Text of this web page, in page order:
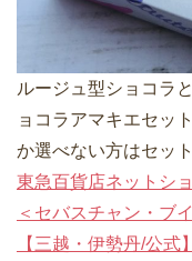
ルージュ型ショコラ
ョコラアマキエセッ
か選べない方はセッ
東急百貨店ネットシ
＜セバスチャン・ブ
【三越・伊勢丹/公式】